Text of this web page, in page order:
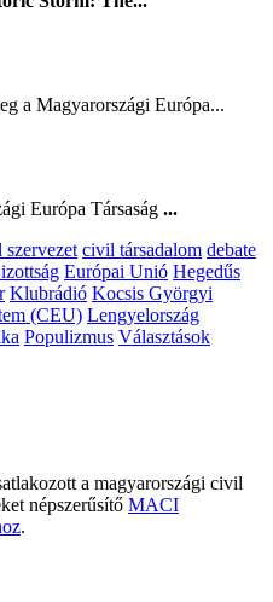
a Magyarországi Európa...
Európa Társaság ...
civil társadalom debate
Európai Unió Hegedűs
Klubrádió Kocsis Györgyi
(CEU) Lengyelország
Populizmus Választások
a magyarországi civil
népszerűsítő MACI
.